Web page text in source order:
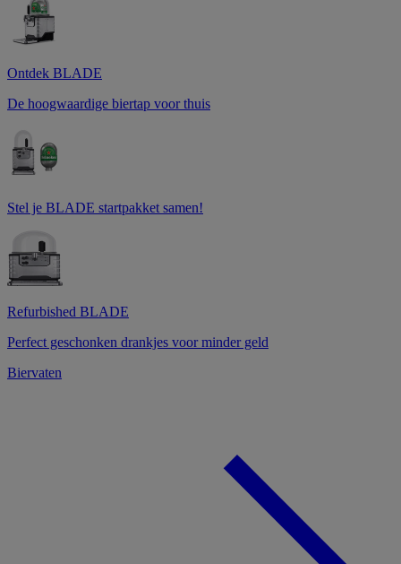
Ontdek BLADE
De hoogwaardige biertap voor thuis
Stel je BLADE startpakket samen!
Refurbished BLADE
Perfect geschonken drankjes voor minder geld
Biervaten